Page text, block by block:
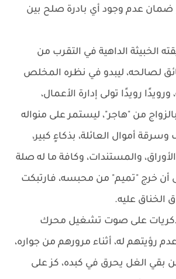
عدم وجود أي بادرة صلح بين
الخبيثة الداهية في التقرب من
لصالحه، ليبدو في نظره المخلص
رويدًا تولى إدارة الأعمال،
من "هاجر"، ليستمر على منواله
أموال العائلة، بذكاءٍ كبير،
والمستندات، وكافة ما له صلة
أن خرج "تميم" من محبسه، فارتبكت
الخناق عليه.
على صوت تشغيل محرك
رؤيتهم له، أثناء مرورهم من جواره،
بقي الغل يحرق في كبده، كز على